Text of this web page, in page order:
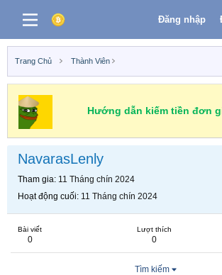
Đăng nhập
Trang Chủ Thành Viên
Hướng dẫn kiếm tiền đơn
NavarasLenly
Tham gia 11 Tháng chín 2024
Hoạt động cuối 11 Tháng chín 2024
Bài viết
0
Lượt thích
0
Tìm kiếm